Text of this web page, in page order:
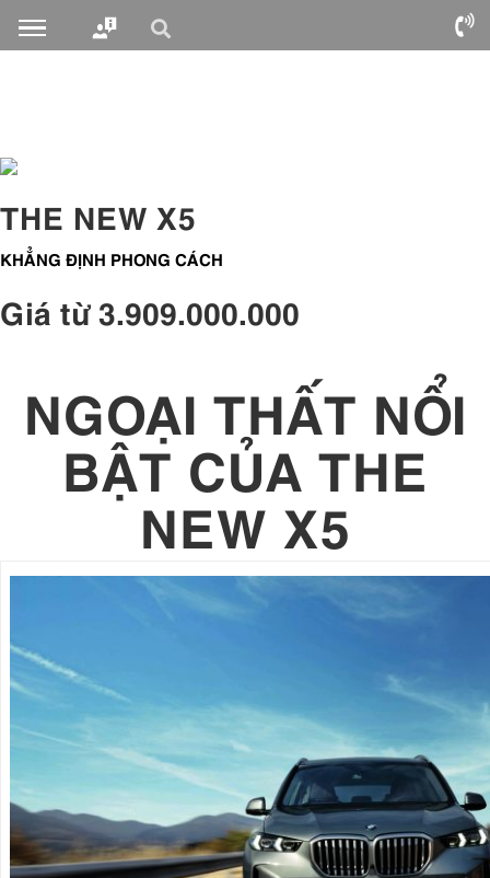
THE NEW X5
KHẲNG ĐỊNH PHONG CÁCH
Giá từ 3.909.000.000
NGOẠI THẤT NỔI
BẬT CỦA THE
NEW X5